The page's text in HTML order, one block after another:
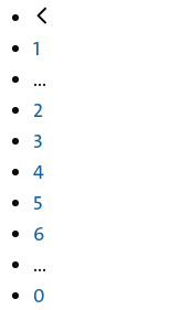
1
...
2
3
4
5
6
...
0